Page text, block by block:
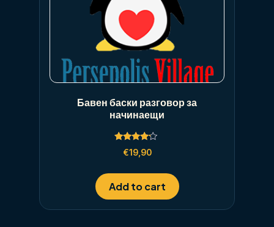
Бавен баски разговор за
начинаещи
Rated
4.00
€19,90
Add to cart